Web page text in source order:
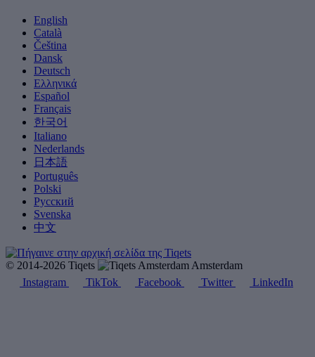
English
Català
Čeština
Dansk
Deutsch
Ελληνικά
Español
Français
한국어
Italiano
Nederlands
日本語
Português
Polski
Русский
Svenska
中文
© 2014-2026 Tiqets
Amsterdam
Instagram
TikTok Facebook Twitter LinkedIn